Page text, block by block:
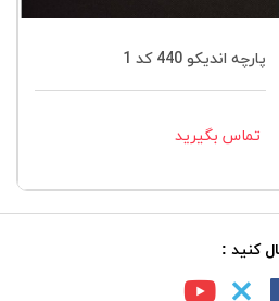
پارچه اندیکو 440 کد 1
تماس بگیرید
کنید :